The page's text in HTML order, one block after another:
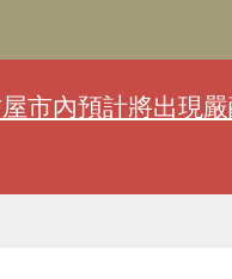
市內預計將出現